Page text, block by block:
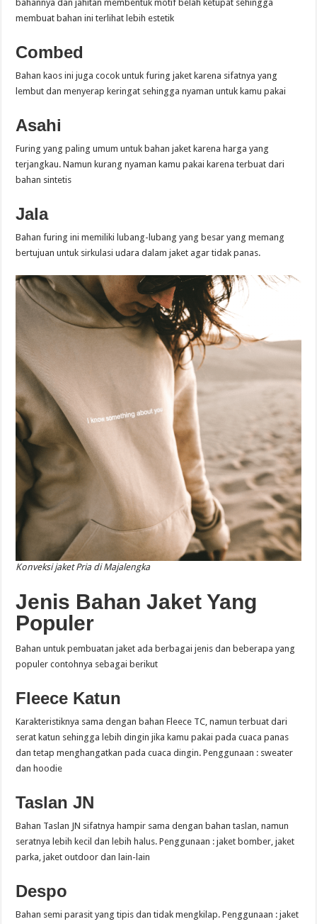
bahannya dan jahitan membentuk motif belah ketupat sehingga
membuat bahan ini terlihat lebih estetik
Combed
Bahan kaos ini juga cocok untuk furing jaket karena sifatnya yang
lembut dan menyerap keringat sehingga nyaman untuk kamu pakai
Asahi
Furing yang paling umum untuk bahan jaket karena harga yang
terjangkau. Namun kurang nyaman kamu pakai karena terbuat dari
bahan sintetis
Jala
Bahan furing ini memiliki lubang-lubang yang besar yang memang
bertujuan untuk sirkulasi udara dalam jaket agar tidak panas.
Konveksi jaket Pria di Majalengka
Jenis Bahan Jaket Yang
Populer
Bahan untuk pembuatan jaket ada berbagai jenis dan beberapa yang
populer contohnya sebagai berikut
Fleece Katun
Karakteristiknya sama dengan bahan Fleece TC, namun terbuat dari
serat katun sehingga lebih dingin jika kamu pakai pada cuaca panas
dan tetap menghangatkan pada cuaca dingin. Penggunaan : sweater
dan hoodie
Taslan JN
Bahan Taslan JN sifatnya hampir sama dengan bahan taslan, namun
seratnya lebih kecil dan lebih halus. Penggunaan : jaket bomber, jaket
parka, jaket outdoor dan lain-lain
Despo
Bahan semi parasit yang tipis dan tidak mengkilap. Penggunaan : jaket